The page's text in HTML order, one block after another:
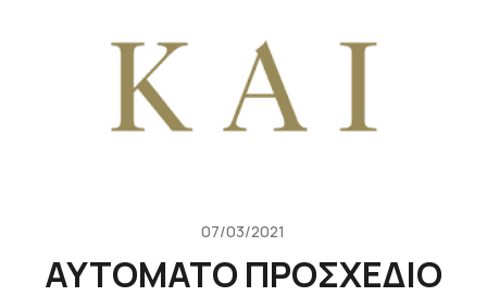
07/03/2021
ΑΥΤΌΜΑΤΟ ΠΡΟΣΧΈΔΙΟ